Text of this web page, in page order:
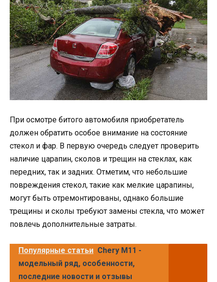
При осмотре битого автомобиля приобретатель
должен обратить особое внимание на состояние
стекол и фар. В первую очередь следует проверить
наличие царапин, сколов и трещин на стеклах, как
передних, так и задних. Отметим, что небольшие
повреждения стекол, такие как мелкие царапины,
могут быть отремонтированы, однако большие
трещины и сколы требуют замены стекла, что может
повлечь дополнительные затраты.
Популярные статьи Chery M11 -
модельный ряд, особенности,
последние новости и отзывы